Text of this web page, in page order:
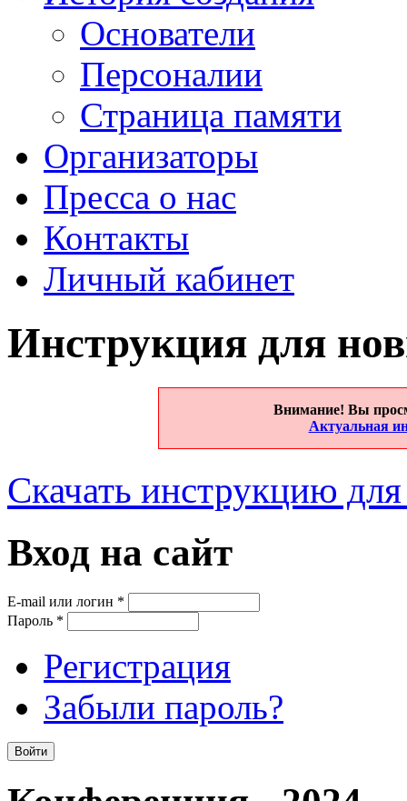
Основатели
Персоналии
Страница памяти
Организаторы
Пресса о нас
Контакты
Личный кабинет
Инструкция для
Внимание! Вы
Актуальная
Скачать инструкцию
Вход на сайт
E-mail или логин *
Пароль *
Регистрация
Забыли пароль?